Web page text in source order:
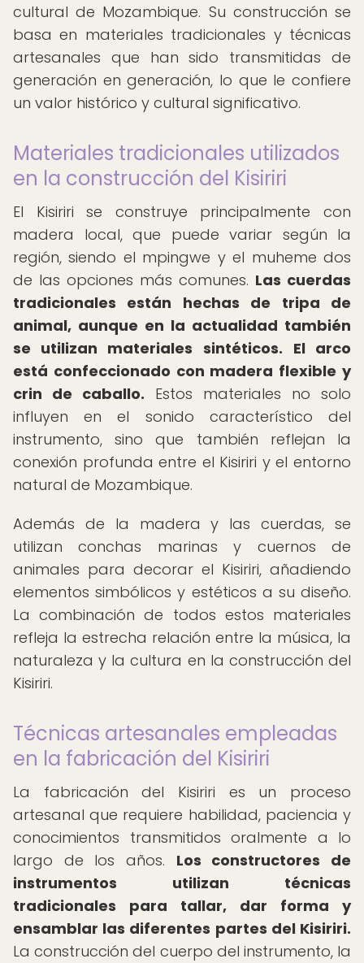
cultural de Mozambique. Su construcción se
basa en materiales tradicionales y técnicas
artesanales que han sido transmitidas de
generación en generación, lo que le confiere
un valor histórico y cultural significativo.
Materiales tradicionales utilizados
en la construcción del Kisiriri
El Kisiriri se construye principalmente con
madera local, que puede variar según la
región, siendo el mpingwe y el muheme dos
de las opciones más comunes. Las cuerdas
tradicionales están hechas de tripa de
animal, aunque en la actualidad también
se utilizan materiales sintéticos. El arco
está confeccionado con madera flexible y
crin de caballo. Estos materiales no solo
influyen en el sonido característico del
instrumento, sino que también reflejan la
conexión profunda entre el Kisiriri y el entorno
natural de Mozambique.
Además de la madera y las cuerdas, se
utilizan conchas marinas y cuernos de
animales para decorar el Kisiriri, añadiendo
elementos simbólicos y estéticos a su diseño.
La combinación de todos estos materiales
refleja la estrecha relación entre la música, la
naturaleza y la cultura en la construcción del
Kisiriri.
Técnicas artesanales empleadas
en la fabricación del Kisiriri
La fabricación del Kisiriri es un proceso
artesanal que requiere habilidad, paciencia y
conocimientos transmitidos oralmente a lo
largo de los años. Los constructores de
instrumentos utilizan técnicas
tradicionales para tallar, dar forma y
ensamblar las diferentes partes del Kisiriri.
La construcción del cuerpo del instrumento, la